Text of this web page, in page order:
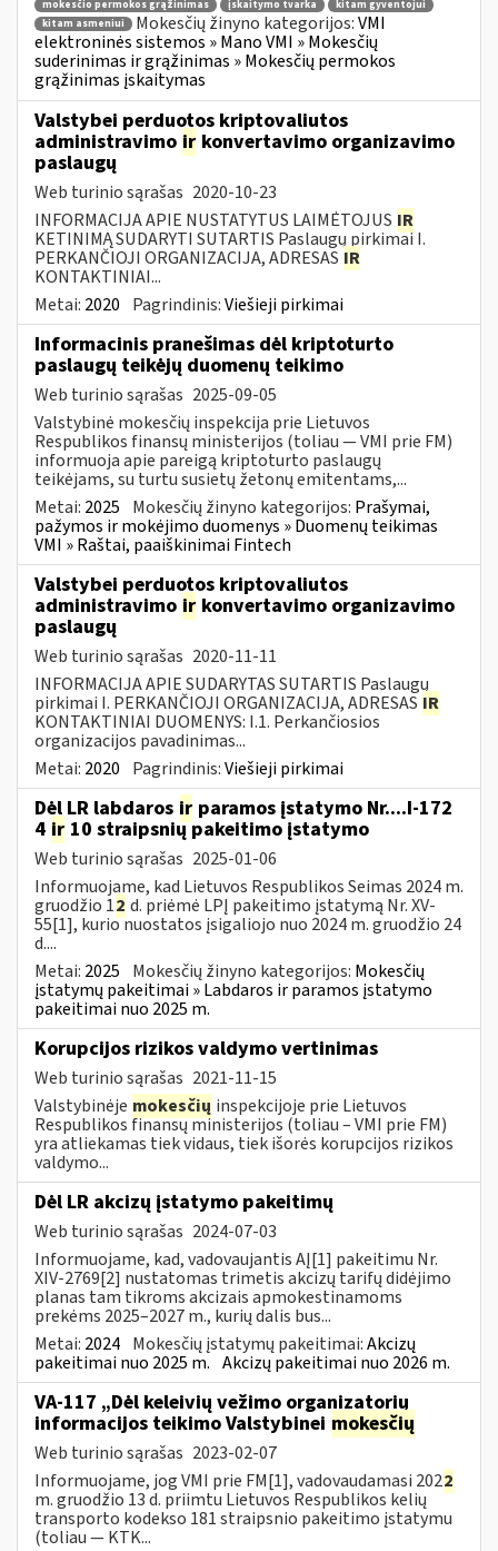
mokesčio permokos grąžinimas įskaitymo tvarka
kitam gyventojui
kitam asmeniui
Mokesčių žinyno kategorijos:VMI
elektroninės sistemos » Mano VMI » Mokesčių
suderinimas ir grąžinimas » Mokesčių permokos
grąžinimas įskaitymas
Valstybei perduotos kriptovaliutos
administravimo ir konvertavimo organizavimo
paslaugų
Web turinio sąrašas 2020-10-23
INFORMACIJA APIE NUSTATYTUS LAIMĖTOJUS IR
KETINIMĄ SUDARYTI SUTARTIS Paslaugų pirkimai I.
PERKANČIOJI ORGANIZACIJA, ADRESAS IR
KONTAKTINIAI...
Metai: 2020 Pagrindinis:Viešieji pirkimai
Informacinis pranešimas dėl kriptoturto
paslaugų teikėjų duomenų teikimo
Web turinio sąrašas 2025-09-05
Valstybinė mokesčių inspekcija prie Lietuvos
Respublikos finansų ministerijos (toliau — VMI prie FM)
informuoja apie pareigą kriptoturto paslaugų
teikėjams, su turtu susietų žetonų emitentams,...
Metai: 2025 Mokesčių žinyno kategorijos: Prašymai,
pažymos ir mokėjimo duomenys » Duomenų teikimas
VMI » Raštai, paaiškinimai Fintech
Valstybei perduotos kriptovaliutos
administravimo ir konvertavimo organizavimo
paslaugų
Web turinio sąrašas 2020-11-11
INFORMACIJA APIE SUDARYTAS SUTARTIS Paslaugų
pirkimai I. PERKANČIOJI ORGANIZACIJA, ADRESAS IR
KONTAKTINIAI DUOMENYS: I.1. Perkančiosios
organizacijos pavadinimas...
Metai: 2020 Pagrindinis:Viešieji pirkimai
Dėl LR labdaros ir paramos įstatymo Nr....I-172
4 ir 10 straipsnių pakeitimo įstatymo
Web turinio sąrašas 2025-01-06
Informuojame, kad Lietuvos Respublikos Seimas 2024 m.
gruodžio 12 d. priėmė LPĮ pakeitimo įstatymą Nr. XV-
55[1], kurio nuostatos įsigaliojo nuo 2024 m. gruodžio 24
d....
Metai: 2025 Mokesčių žinyno kategorijos: Mokesčių
įstatymų pakeitimai » Labdaros ir paramos įstatymo
pakeitimai nuo 2025 m.
Korupcijos rizikos valdymo vertinimas
Web turinio sąrašas 2021-11-15
Valstybinėje mokesčių inspekcijoje prie Lietuvos
Respublikos finansų ministerijos (toliau – VMI prie FM)
yra atliekamas tiek vidaus, tiek išorės korupcijos rizikos
valdymo...
Dėl LR akcizų įstatymo pakeitimų
Web turinio sąrašas 2024-07-03
Informuojame, kad, vadovaujantis AĮ[1] pakeitimu Nr.
XIV-2769[2] nustatomas trimetis akcizų tarifų didėjimo
planas tam tikroms akcizais apmokestinamoms
prekėms 2025–2027 m., kurių dalis bus...
Metai: 2024 Mokesčių įstatymų pakeitimai:Akcizų
pakeitimai nuo 2025 m. Akcizų pakeitimai nuo 2026 m.
VA-117 „Dėl keleivių vežimo organizatorių
informacijos teikimo Valstybinei mokesčių
Web turinio sąrašas 2023-02-07
Informuojame, jog VMI prie FM[1], vadovaudamasi 2022
m. gruodžio 13 d. priimtu Lietuvos Respublikos kelių
transporto kodekso 181 straipsnio pakeitimo įstatymu
(toliau — KTK...